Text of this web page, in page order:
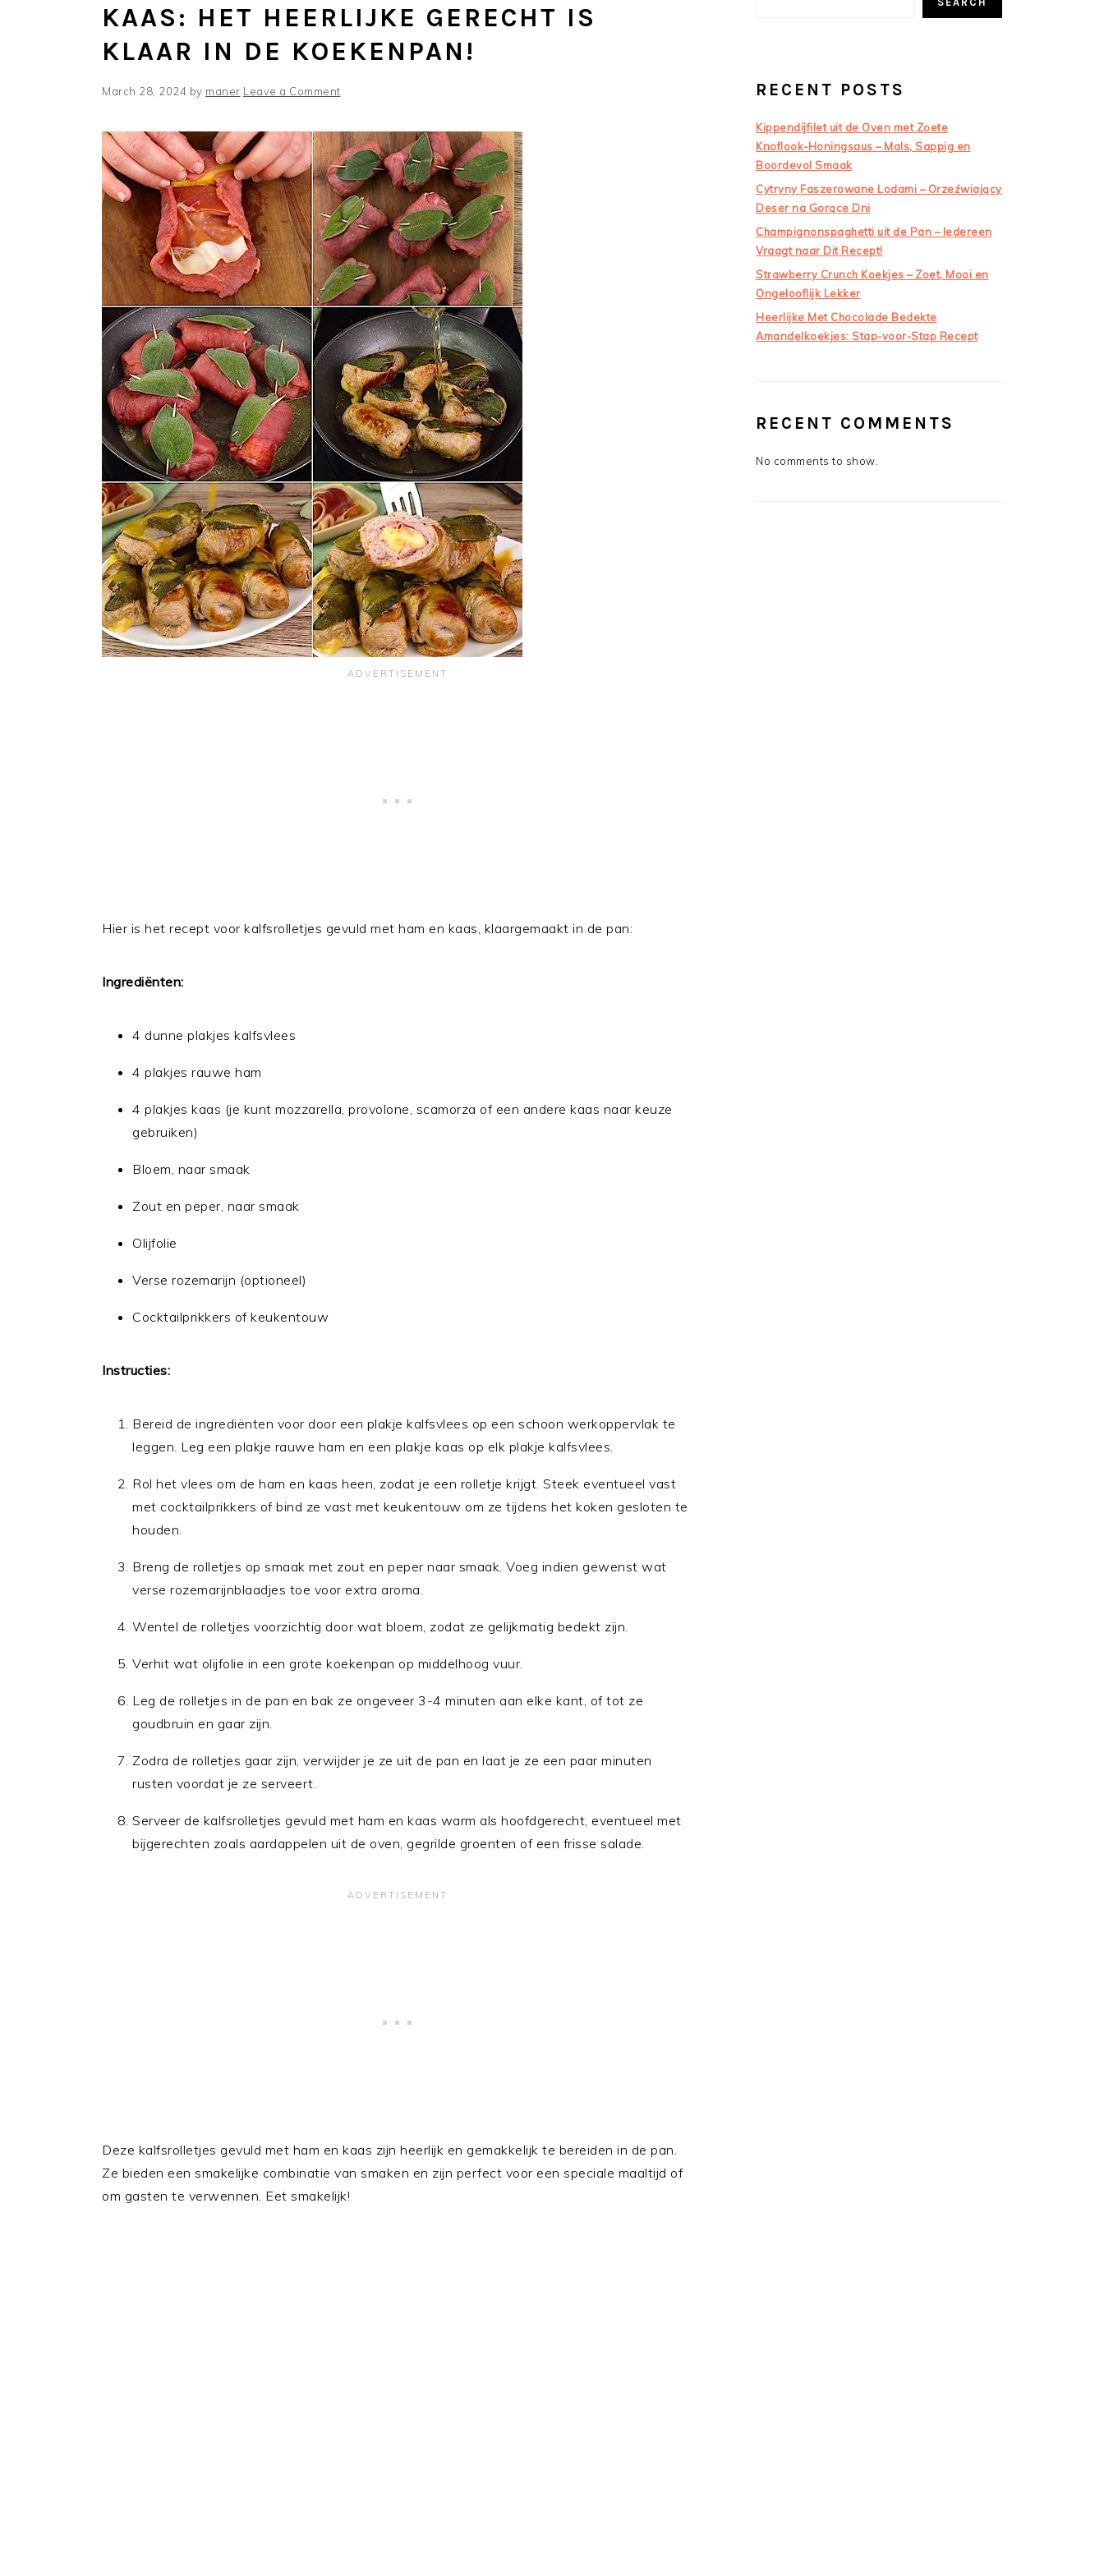
KAAS: HET HEERLIJKE GERECHT IS
KLAAR IN DE KOEKENPAN!
March 28, 2024 by maner Leave a Comment
Hier is het recept voor kalfsrolletjes gevuld met ham en kaas, klaargemaakt in de pan:
Ingrediënten:
4 dunne plakjes kalfsvlees
4 plakjes rauwe ham
4 plakjes kaas (je kunt mozzarella, provolone, scamorza of een andere kaas naar keuze
gebruiken)
Bloem, naar smaak
Zout en peper, naar smaak
Olijfolie
Verse rozemarijn (optioneel)
Cocktailprikkers of keukentouw
Instructies:
Bereid de ingrediënten voor door een plakje kalfsvlees op een schoon werkoppervlak te
leggen. Leg een plakje rauwe ham en een plakje kaas op elk plakje kalfsvlees.
Rol het vlees om de ham en kaas heen, zodat je een rolletje krijgt. Steek eventueel vast
met cocktailprikkers of bind ze vast met keukentouw om ze tijdens het koken gesloten te
houden.
Breng de rolletjes op smaak met zout en peper naar smaak. Voeg indien gewenst wat
verse rozemarijnblaadjes toe voor extra aroma.
Wentel de rolletjes voorzichtig door wat bloem, zodat ze gelijkmatig bedekt zijn.
Verhit wat olijfolie in een grote koekenpan op middelhoog vuur.
Leg de rolletjes in de pan en bak ze ongeveer 3-4 minuten aan elke kant, of tot ze
goudbruin en gaar zijn.
Zodra de rolletjes gaar zijn, verwijder je ze uit de pan en laat je ze een paar minuten
rusten voordat je ze serveert.
Serveer de kalfsrolletjes gevuld met ham en kaas warm als hoofdgerecht, eventueel met
bijgerechten zoals aardappelen uit de oven, gegrilde groenten of een frisse salade.
Deze kalfsrolletjes gevuld met ham en kaas zijn heerlijk en gemakkelijk te bereiden in de pan.
Ze bieden een smakelijke combinatie van smaken en zijn perfect voor een speciale maaltijd of
om gasten te verwennen. Eet smakelijk!
RECENT POSTS
Kippendijfilet uit de Oven met Zoete
Knoflook-Honingsaus – Mals, Sappig en
Boordevol Smaak
Cytryny Faszerowane Lodami – Orzeźwiający
Deser na Gorące Dni
Champignonspaghetti uit de Pan – Iedereen
Vraagt naar Dit Recept!
Strawberry Crunch Koekjes – Zoet, Mooi en
Ongelooflijk Lekker
Heerlijke Met Chocolade Bedekte
Amandelkoekjes: Stap-voor-Stap Recept
RECENT COMMENTS
No comments to show.